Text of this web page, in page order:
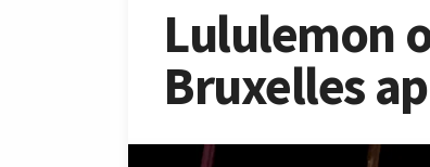
Lululemon
Bruxelles